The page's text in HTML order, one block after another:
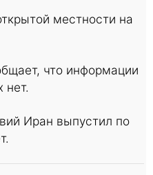
местности на
что информации
нет.
Иран выпустил по